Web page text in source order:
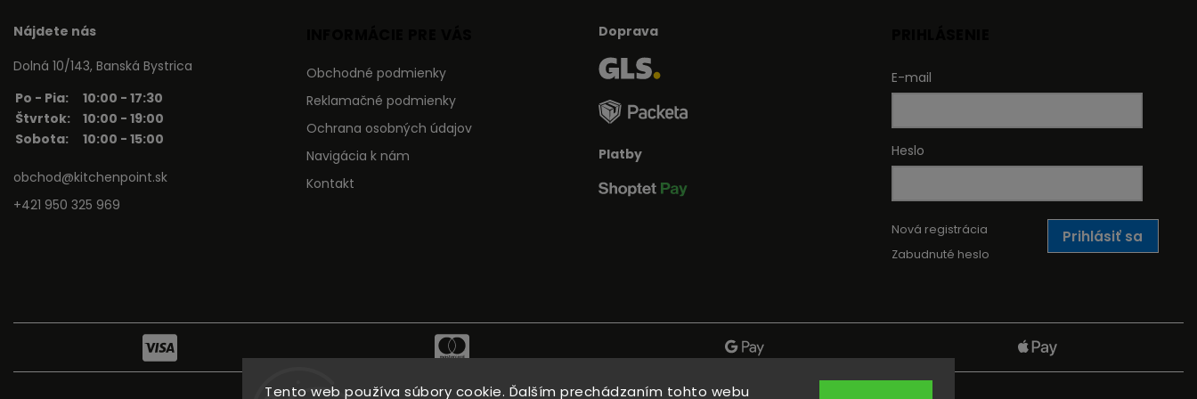
Tento web používa súbory cookie. Ďalším prechádzaním tohto webu
Nájdete nás
Dolná 10/143, Banská Bystrica
Po - Pia:
10:00 - 17:30
Štvrtok:
10:00 - 19:00
Sobota:
10:00 - 15:00
obchod@kitchenpoint.sk
+421 950 325 969
Obchodné podmienky
Reklamačné podmienky
Ochrana osobných údajov
Navigácia k nám
Kontakt
Doprava
Platby
E-mail
Heslo
Prihlásiť sa
Nová registrácia
Zabudnuté heslo